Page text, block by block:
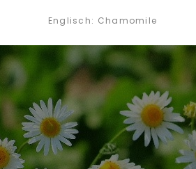
Englisch: Chamomile